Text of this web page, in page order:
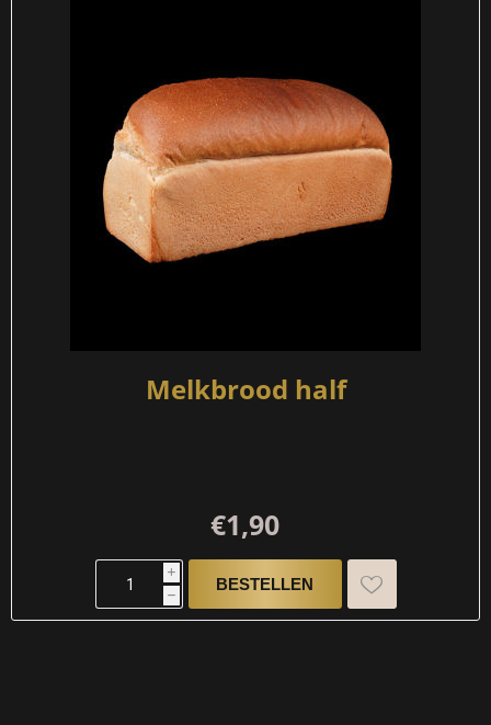
Melkbrood half
€1,90
i
h